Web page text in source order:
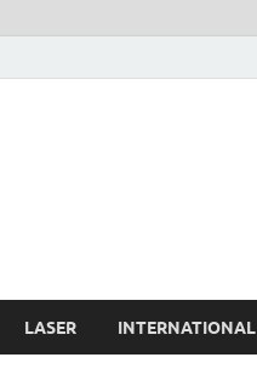
LASER INTERNATIONAL